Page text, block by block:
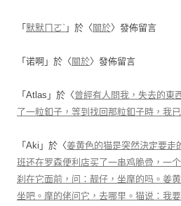
「 默默ㄇㄛˋ 」於〈 關於〉發佈留言
「 诺啊 」於〈 關於〉發佈留言
「 Atlas 」於〈曾經有人問我，失去的東
了一粒釦子，等到找回那粒釦子時，我
「 Aki 」於〈姜黄色的猫是突然決定要走
班还在罗森便利店买了一串鸡脆骨，一
刹在它面前，问：靓仔，坐摩的吗。姜
坐吧。摩的佬问它，去哪里。猫说：我